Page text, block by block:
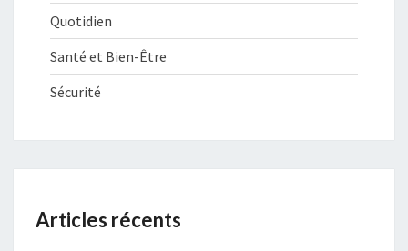
Quotidien
Santé et Bien-Être
Sécurité
Articles récents